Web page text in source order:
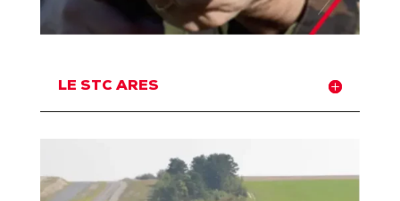
LE STC ARES